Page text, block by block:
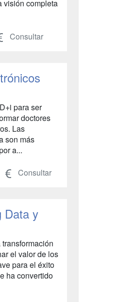
visión completa
Consultar
para ser
doctores
Las
son más
a...
Consultar
Data y
el valor de los
para el éxito
ha convertido